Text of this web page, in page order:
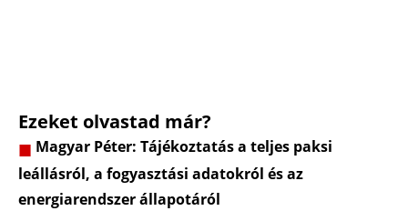
Ezeket olvastad már?
Magyar Péter: Tájékoztatás a teljes paksi
leállásról, a fogyasztási adatokról és az
energiarendszer állapotáról